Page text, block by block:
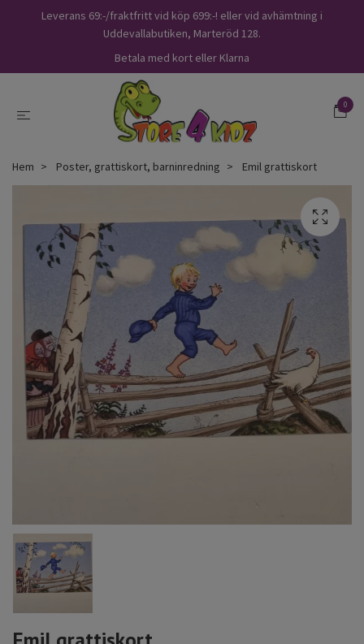
Leverans 69:-/fraktfritt vid köp 699:-! eller vid avhämtning i
Uddevallabutiken, Marteröd 128.
Betala med kort eller Klarna
0
Hem Poster, grattiskort, barninredning Emil grattiskort